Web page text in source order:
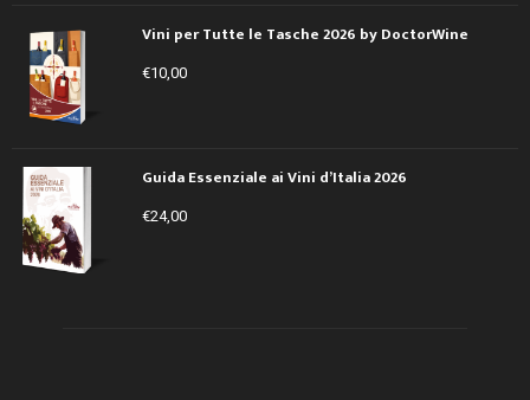
Vini per Tutte le Tasche 2026 by DoctorWine
€10,00
Guida Essenziale ai Vini d’Italia 2026
€24,00